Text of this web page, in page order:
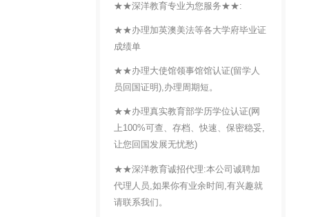
★★深洋教育专业为您服务★★:
★★办理加英澳美法等各大学府毕业证
成绩单
★★办理大使馆领事馆馆认证(留学人
员回国证明),办理周期短。
★★办理真实教育部学历学位认证(网
上100%可查、存档、快速、保密稳妥,
让您回国发展无忧愁)
★★深洋教育诚招代理:本公司诚聘加
代理人员,如果你有业余时间,有兴趣就
请联系我们。